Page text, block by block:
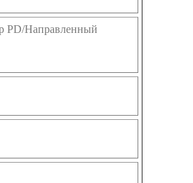
PD/Направленный